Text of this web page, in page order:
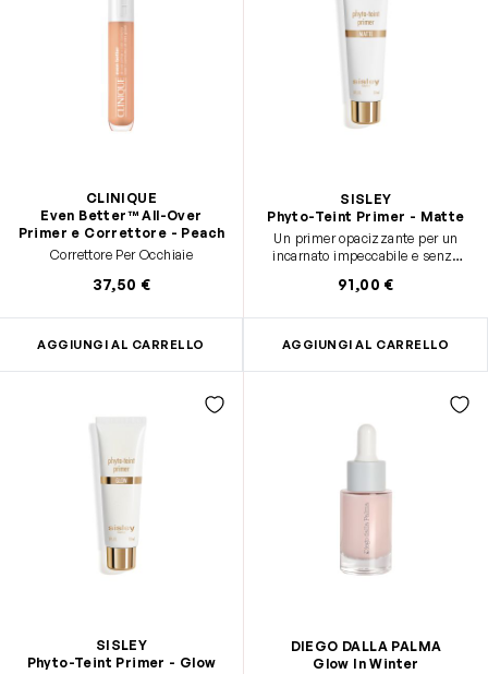
CLINIQUE
Even Better™ All-Over
Primer e Correttore - Peach
Correttore Per Occhiaie
37,50 €
AGGIUNGI AL CARRELLO
SISLEY
Phyto-Teint Primer - Matte
Un primer opacizzante per un
incarnato impeccabile e senza
91,00 €
AGGIUNGI AL CARRELLO
SISLEY
Phyto-Teint Primer - Glow
DIEGO DALLA PALMA
Glow In Winter